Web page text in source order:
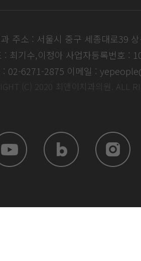
주소 : 서울시 중구 세종대로39
: 최기수,이정아 사업자등록번호 :
: 02-6271-2875 이메일 :
(C) 2020 최앤이치과의원. ALL